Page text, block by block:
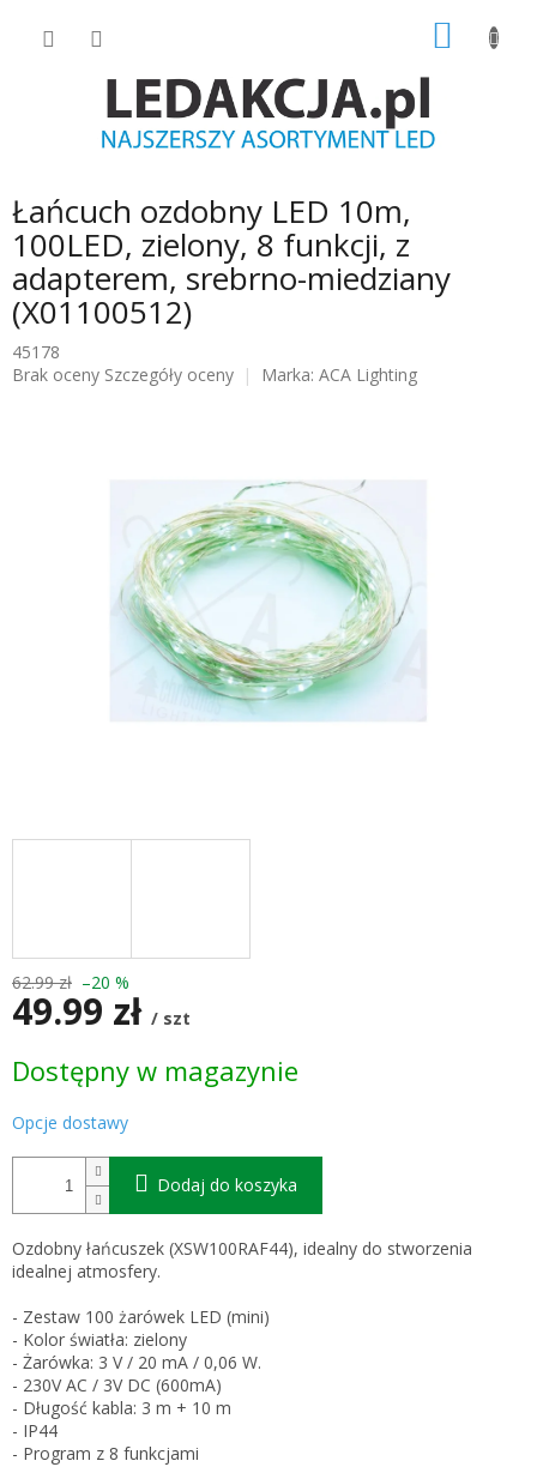
Łańcuch ozdobny LED 10m,
100LED, zielony, 8 funkcji, z
adapterem, srebrno-miedziany
(X01100512)
45178
Średnia
Brak oceny Szczegóły oceny Marka: ACA Lighting
62.99 zł –20 %
49.99 zł / szt
jednostkowa:
Dostępny w magazynie
Opcje dostawy
Dodaj do koszyka
Ozdobny łańcuszek (XSW100RAF44), idealny do stworzenia
idealnej atmosfery.
- Zestaw 100 żarówek LED (mini)
- Kolor światła: zielony
- Żarówka: 3 V / 20 mA / 0,06 W.
- 230V AC / 3V DC (600mA)
- Długość kabla: 3 m + 10 m
- IP44
- Program z 8 funkcjami